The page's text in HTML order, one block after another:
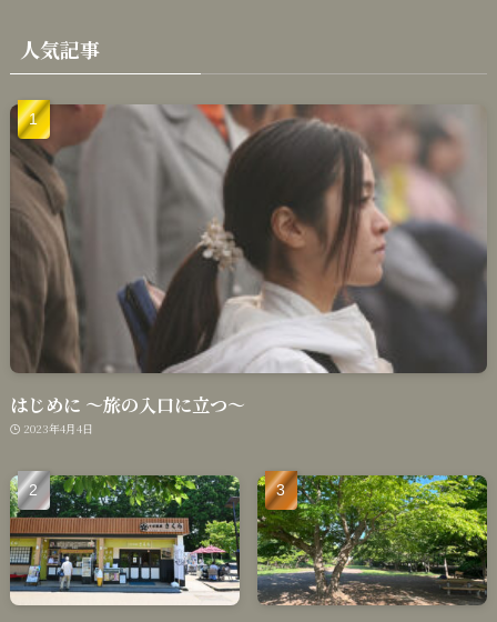
人気記事
はじめに 〜旅の入口に立つ〜
2023年4月4日